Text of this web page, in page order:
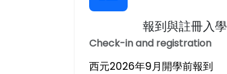
報到與註冊入學
Check-in and registration
西元2026年9月開學前報到